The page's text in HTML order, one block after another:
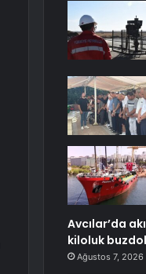
Avcılar’da
kiloluk
Ağustos 7, 2026